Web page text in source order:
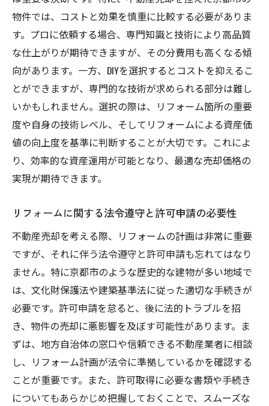
物件では、コストと効果を慎重に比較する必要がありま
す。プロに依頼する場合、専門知識と技術により高品質
な仕上がりが期待できますが、その分費用も高くなる傾
向があります。一方、DIYを選択するとコストを抑えるこ
とができますが、専門的な技術が求められる部分は難し
いかもしれません。選択の際は、リフォーム箇所の重要
度や自身の技術レベル、そしてリフォームによる資産価
値の向上度を基準に判断することが大切です。これによ
り、効率的な資産運用が可能となり、最適な売却価格の
実現が期待できます。
リフォームに関する法令遵守と許可申請の必要性
不動産売却を考える際、リフォームの計画は非常に重要
ですが、それに伴う法令遵守と許可申請も忘れてはなり
ません。特に京都市のような歴史的な建物が多い地域で
は、文化財保護法や建築基準法に従った適切な手続きが
必要です。許可申請を怠ると、後に法的トラブルを招
き、物件の売却に悪影響を及ぼす可能性があります。ま
ずは、地方自治体の窓口や信頼できる不動産業者に相談
し、リフォーム計画が法令に準拠しているかを確認する
ことが重要です。また、許可取得に必要な書類や手続き
についてもあらかじめ把握しておくことで、スムーズな